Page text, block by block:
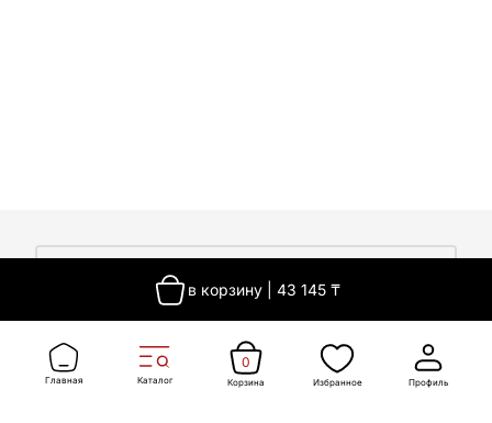
в корзину| 43 145₸
Сертификаты
Новости
Доставка
Контакты
Главная Каталог
0
Корзина Избранное Профиль